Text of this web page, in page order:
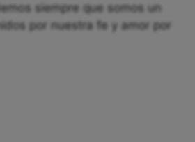
siempre que somos un
por nuestra fe y amor por